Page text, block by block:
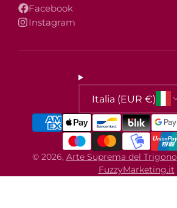
Facebook
Instagram
Italia (EUR €)
© 2026, Arte Suprema del Trigono
FuzzyMarketing.it